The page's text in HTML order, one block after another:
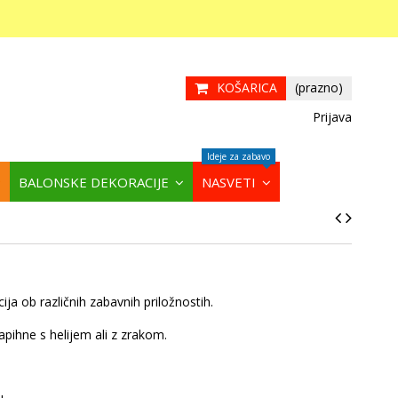
KOŠARICA
(prazno)
Prijava
BALONSKE DEKORACIJE NASVETI
Ideje za zabavo
ob različnih zabavnih priložnostih.
s helijem ali z zrakom.